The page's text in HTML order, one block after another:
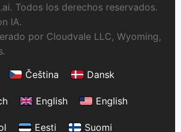
Todos los derechos reservados.
IA.
por Cloudvale LLC, Wyoming,
Čeština Dansk
English English
Eesti Suomi